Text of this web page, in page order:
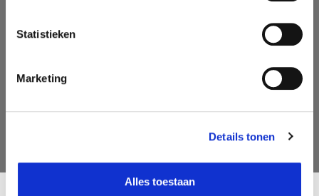
Statistieken
Marketing
Details tonen
Alles toestaan